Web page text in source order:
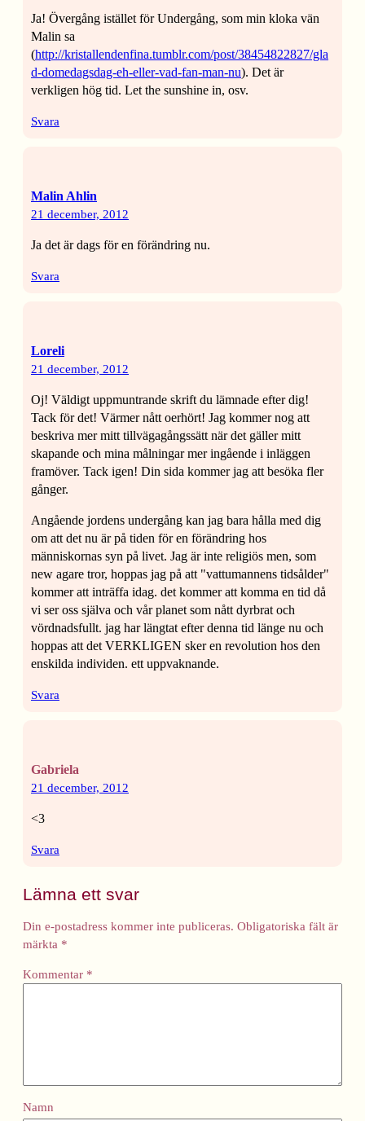
Ja! Övergång istället för Undergång, som min kloka vän
Malin sa
(http://kristallendenfina.tumblr.com/post/38454822827/gla
d-domedagsdag-eh-eller-vad-fan-man-nu). Det är
verkligen hög tid. Let the sunshine in, osv.
Svara
Malin Ahlin
21 december, 2012
Ja det är dags för en förändring nu.
Svara
Loreli
21 december, 2012
Oj! Väldigt uppmuntrande skrift du lämnade efter dig!
Tack för det! Värmer nått oerhört! Jag kommer nog att
beskriva mer mitt tillvägagångssätt när det gäller mitt
skapande och mina målningar mer ingående i inläggen
framöver. Tack igen! Din sida kommer jag att besöka fler
gånger.
Angående jordens undergång kan jag bara hålla med dig
om att det nu är på tiden för en förändring hos
människornas syn på livet. Jag är inte religiös men, som
new agare tror, hoppas jag på att "vattumannens tidsålder"
kommer att inträffa idag. det kommer att komma en tid då
vi ser oss själva och vår planet som nått dyrbrat och
vördnadsfullt. jag har längtat efter denna tid länge nu och
hoppas att det VERKLIGEN sker en revolution hos den
enskilda individen. ett uppvaknande.
Svara
Gabriela
21 december, 2012
<3
Svara
Lämna ett svar
Din e-postadress kommer inte publiceras. Obligatoriska fält är
märkta *
Kommentar *
Namn